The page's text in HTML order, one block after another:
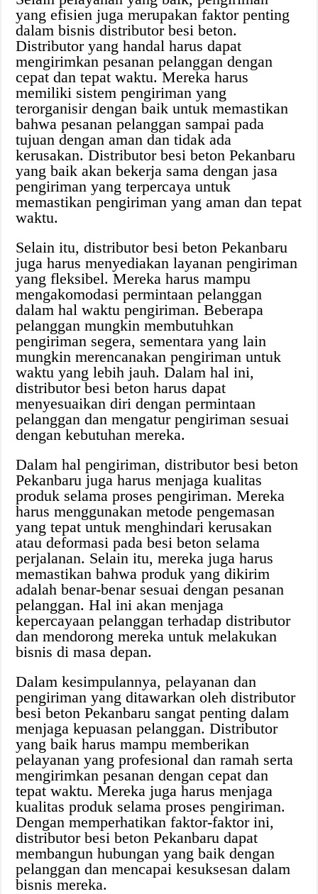
yang efisien juga merupakan faktor penting
dalam bisnis distributor besi beton.
Distributor yang handal harus dapat
mengirimkan pesanan pelanggan dengan
cepat dan tepat waktu. Mereka harus
memiliki sistem pengiriman yang
terorganisir dengan baik untuk memastikan
bahwa pesanan pelanggan sampai pada
tujuan dengan aman dan tidak ada
kerusakan. Distributor besi beton Pekanbaru
yang baik akan bekerja sama dengan jasa
pengiriman yang terpercaya untuk
memastikan pengiriman yang aman dan tepat
waktu.
Selain itu, distributor besi beton Pekanbaru
juga harus menyediakan layanan pengiriman
yang fleksibel. Mereka harus mampu
mengakomodasi permintaan pelanggan
dalam hal waktu pengiriman. Beberapa
pelanggan mungkin membutuhkan
pengiriman segera, sementara yang lain
mungkin merencanakan pengiriman untuk
waktu yang lebih jauh. Dalam hal ini,
distributor besi beton harus dapat
menyesuaikan diri dengan permintaan
pelanggan dan mengatur pengiriman sesuai
dengan kebutuhan mereka.
Dalam hal pengiriman, distributor besi beton
Pekanbaru juga harus menjaga kualitas
produk selama proses pengiriman. Mereka
harus menggunakan metode pengemasan
yang tepat untuk menghindari kerusakan
atau deformasi pada besi beton selama
perjalanan. Selain itu, mereka juga harus
memastikan bahwa produk yang dikirim
adalah benar-benar sesuai dengan pesanan
pelanggan. Hal ini akan menjaga
kepercayaan pelanggan terhadap distributor
dan mendorong mereka untuk melakukan
bisnis di masa depan.
Dalam kesimpulannya, pelayanan dan
pengiriman yang ditawarkan oleh distributor
besi beton Pekanbaru sangat penting dalam
menjaga kepuasan pelanggan. Distributor
yang baik harus mampu memberikan
pelayanan yang profesional dan ramah serta
mengirimkan pesanan dengan cepat dan
tepat waktu. Mereka juga harus menjaga
kualitas produk selama proses pengiriman.
Dengan memperhatikan faktor-faktor ini,
distributor besi beton Pekanbaru dapat
membangun hubungan yang baik dengan
pelanggan dan mencapai kesuksesan dalam
bisnis mereka.